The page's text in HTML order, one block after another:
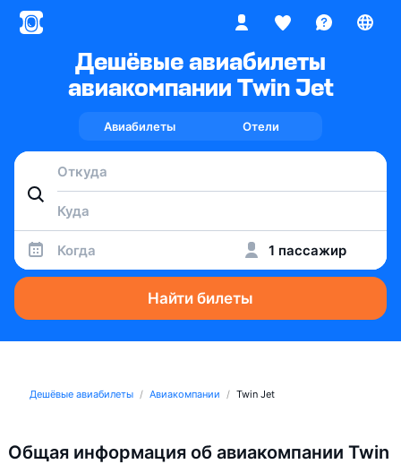
Дешёвые авиабилеты
авиакомпании Twin Jet
Авиабилеты Отели
Когда 1 пассажир
Найти билеты
Дешёвые авиабилеты Авиакомпании Twin Jet
Общая информация об авиакомпании Twin